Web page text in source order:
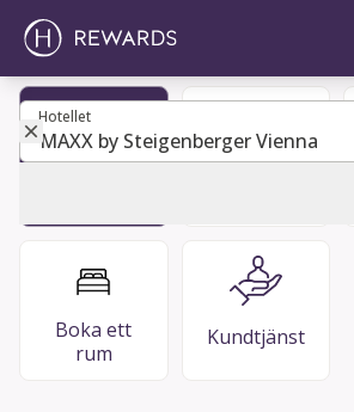
Hotellet
Hotellet
Boka ett
rum
Kundtjänst